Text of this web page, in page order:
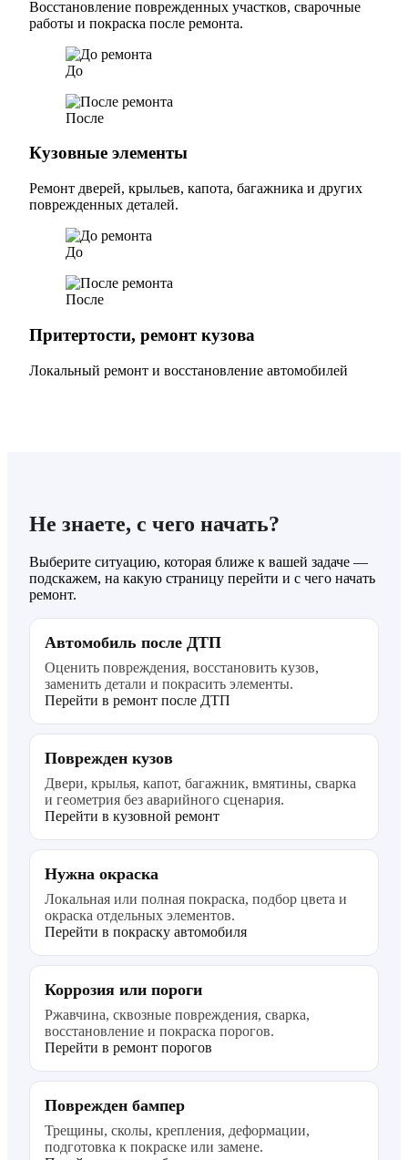
Восстановление поврежденных участков, сварочные
работы и покраска после ремонта.
До
После
Кузовные элементы
Ремонт дверей, крыльев, капота, багажника и других
поврежденных деталей.
До
После
Притертости, ремонт кузова
Локальный ремонт и восстановление автомобилей
Не знаете, с чего начать?
Выберите ситуацию, которая ближе к вашей задаче —
подскажем, на какую страницу перейти и с чего начать
ремонт.
Автомобиль после ДТП
Оценить повреждения, восстановить кузов,
заменить детали и покрасить элементы.
Перейти в ремонт после ДТП
Поврежден кузов
Двери, крылья, капот, багажник, вмятины, сварка
и геометрия без аварийного сценария.
Перейти в кузовной ремонт
Нужна окраска
Локальная или полная покраска, подбор цвета и
окраска отдельных элементов.
Перейти в покраску автомобиля
Коррозия или пороги
Ржавчина, сквозные повреждения, сварка,
восстановление и покраска порогов.
Перейти в ремонт порогов
Поврежден бампер
Трещины, сколы, крепления, деформации,
подготовка к покраске или замене.